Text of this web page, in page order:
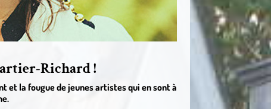
Richard !
et la fougue de jeunes artistes qui en sont à